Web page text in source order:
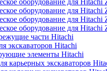
оборудование для
оборудование для
оборудование для Hitachi
оборудование для Hitachi
части Hitachi
экскаваторов Hitachi
элементы Hitachi
карьерных экскаваторов